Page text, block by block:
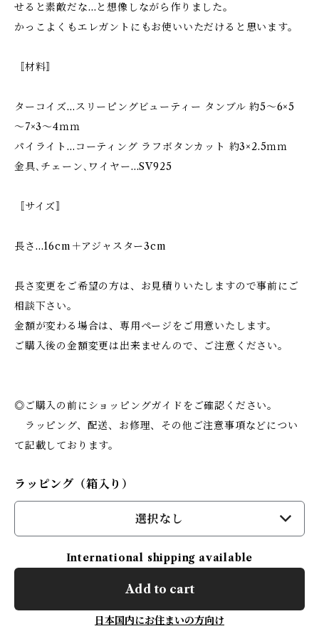
せると素敵だな…と想像しながら作りました。
かっこよくもエレガントにもお使いいただけると思います。
〚材料〛
ターコイズ…スリーピングビューティー タンブル 約5～6×5
～7×3～4ｍｍ
パイライト…コーティング ラフボタンカット 約3×2.5ｍｍ
金具､チェーン､ワイヤー…SV925
〚サイズ〛
長さ…16cm＋アジャスター3cm
長さ変更をご希望の方は、お見積りいたしますので事前にご
相談下さい。
金額が変わる場合は、専用ページをご用意いたします。
ご購入後の金額変更は出来ませんので、ご注意ください。
◎ご購入の前にショッピングガイドをご確認ください。
ラッピング、配送、お修理、その他ご注意事項などについ
て記載しております。
ラッピング（箱入り）
選択なし
International shipping available
Add to cart
日本国内にお住まいの方向け